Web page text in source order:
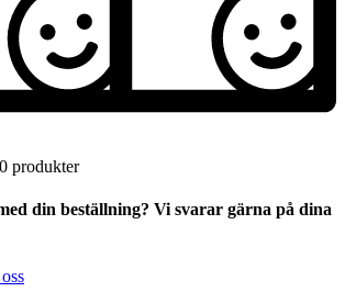
produkter
din beställning? Vi svarar gärna på dina